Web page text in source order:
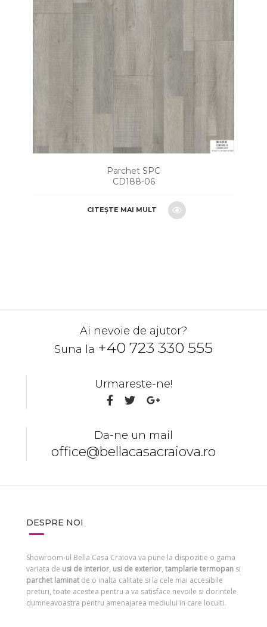
Parchet SPC
CD188-06
CITEȘTE MAI MULT
Ai nevoie de ajutor?
Suna la +40 723 330 555
Urmareste-ne!
Da-ne un mail
office@bellacasacraiova.ro
DESPRE NOI
Showroom-ul Bella Casa Craiova va pune la dispozitie o gama
variata de usi de interior, usi de exterior, tamplarie termopansi
parchet laminatde o inalta calitate si la cele mai accesibile
preturi, toate acestea pentru a va satisface nevoile si dorintele
dumneavoastra pentru amenajarea mediului in care locuiti.